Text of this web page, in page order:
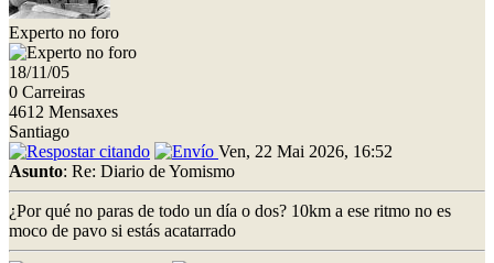
Experto no foro
18/11/05
0 Carreiras
4612 Mensaxes
Santiago
Ven, 22 Mai 2026, 16:52
Asunto: Re: Diario de Yomismo
¿Por qué no paras de todo un día o dos? 10km a ese ritmo no es
moco de pavo si estás acatarrado